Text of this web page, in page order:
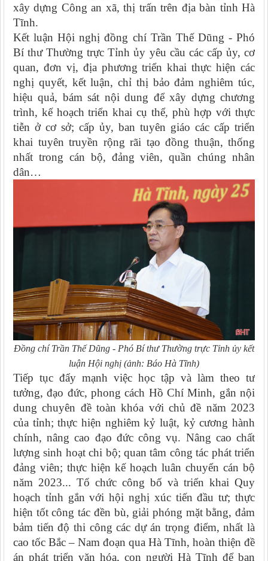
xây dựng Công an xã, thị trấn trên địa bàn tỉnh Hà
Tĩnh.
Kết luận Hội nghị đồng chí Trần Thế Dũng - Phó
Bí thư Thường trực Tỉnh ủy yêu cầu các cấp ủy, cơ
quan, đơn vị, địa phương triển khai thực hiện các
nghị quyết, kết luận, chỉ thị bảo đảm nghiêm túc,
hiệu quả, bám sát nội dung để xây dựng chương
trình, kế hoạch triển khai cụ thể, phù hợp với thực
tiễn ở cơ sở; cấp ủy, ban tuyên giáo các cấp triển
khai tuyên truyền rộng rãi tạo đồng thuận, thống
nhất trong cán bộ, đảng viên, quần chúng nhân
dân…
Đồng chí Trần Thế Dũng - Phó Bí thư Thường trực Tỉnh ủy kết
luận Hội nghị (ảnh: Báo Hà Tĩnh)
Tiếp tục đẩy mạnh việc học tập và làm theo tư
tưởng, đạo đức, phong cách Hồ Chí Minh, gắn nội
dung chuyên đề toàn khóa với chủ đề năm 2023
của tỉnh; thực hiện nghiêm kỷ luật, kỷ cương hành
chính, nâng cao đạo đức công vụ. Nâng cao chất
lượng sinh hoạt chi bộ; quan tâm công tác phát triển
đảng viên; thực hiện kế hoạch luân chuyển cán bộ
năm 2023... Tổ chức công bố và triển khai Quy
hoạch tỉnh gắn với hội nghị xúc tiến đầu tư; thực
hiện tốt công tác đền bù, giải phóng mặt bằng, đảm
bảm tiến độ thi công các dự án trọng điểm, nhất là
cao tốc Bắc – Nam đoạn qua Hà Tĩnh, hoàn thiện đề
án phát triển văn hóa, con người Hà Tĩnh để ban